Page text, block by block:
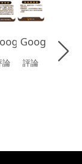
論
Google
評論